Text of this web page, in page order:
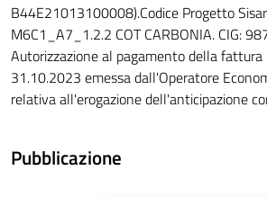
B44E21013100008).Codice Progetto Sisar
M6C1_A7_1.2.2 COT CARBONIA. CIG:
Autorizzazione al pagamento della
31.10.2023 emessa dall'Operatore
relativa all'erogazione dell'anticipazione
Pubblicazione